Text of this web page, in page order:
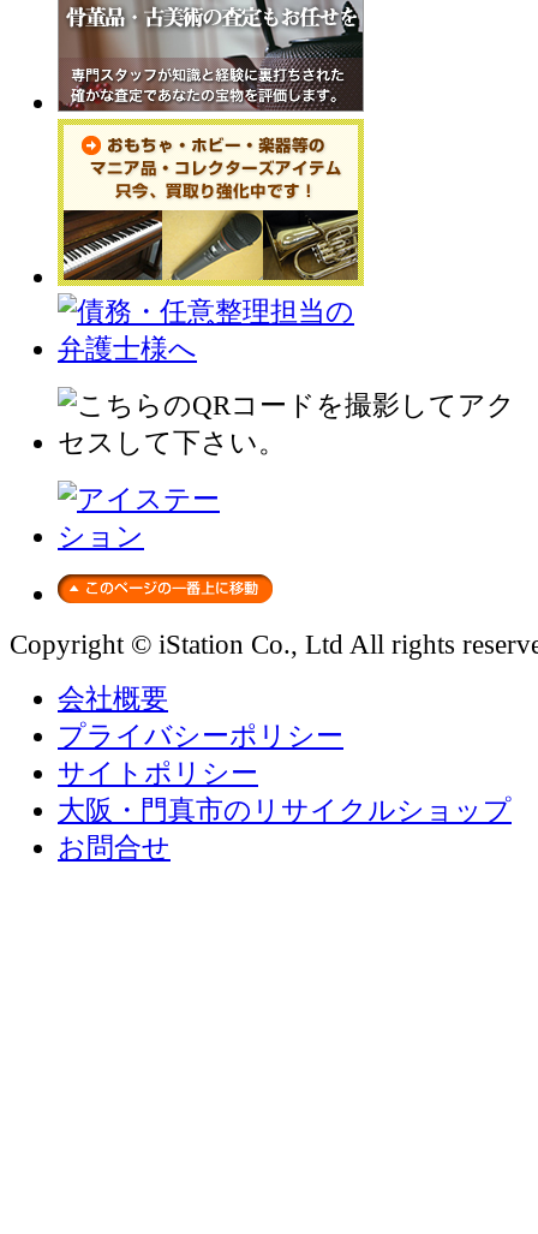
Copyright © iStation Co., Ltd All rights
会社概要
プライバシーポリシー
サイトポリシー
大阪・門真市のリサイクルショップ
お問合せ